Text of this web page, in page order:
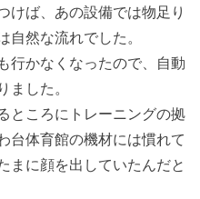
けば、あの設備では物足り
然な流れでした。
行かなくなったので、自動
した。
ところにトレーニングの拠
台体育館の機材には慣れて
まに顔を出していたんだと